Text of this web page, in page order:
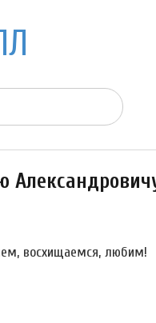
восхищаемся, любим!